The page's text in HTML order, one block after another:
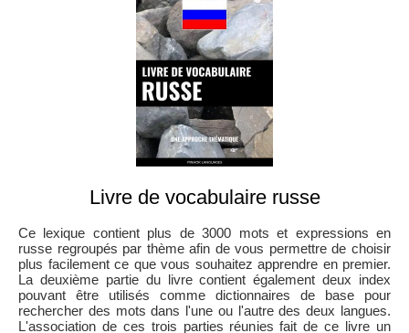
Livre de vocabulaire russe
Ce lexique contient plus de 3000 mots et expressions en
russe regroupés par thème afin de vous permettre de choisir
plus facilement ce que vous souhaitez apprendre en premier.
La deuxième partie du livre contient également deux index
pouvant être utilisés comme dictionnaires de base pour
rechercher des mots dans l'une ou l'autre des deux langues.
L'association de ces trois parties réunies fait de ce livre un